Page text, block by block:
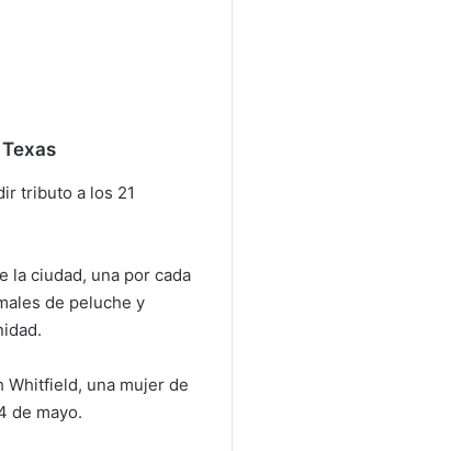
tributo a los 21
la ciudad, una por cada
de peluche y
Whitfield, una mujer de
de mayo.